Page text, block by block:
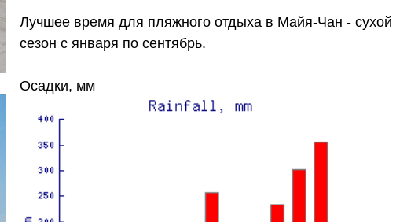
Лучшее время для пляжного отдыха в Майя-Чан - сухой
сезон с января по сентябрь.
Осадки, мм